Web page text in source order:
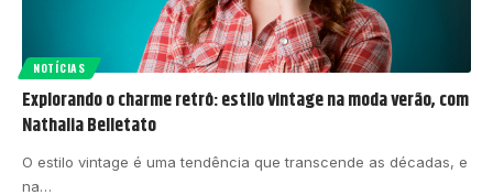
NOTÍCIAS
Explorando o charme retrô: estilo vintage na moda verão, com
Nathalia Belletato
O estilo vintage é uma tendência que transcende as décadas, e
na…